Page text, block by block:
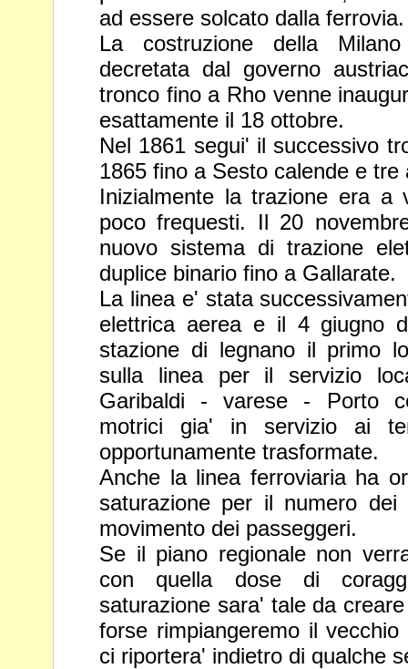
ad essere solcato dalla ferrovia.
La costruzione della
decretata dal governo
tronco fino a Rho venne
esattamente il 18 ottobre.
Nel 1861 segui' il successivo
1865 fino a Sesto calende e
Inizialmente la trazione era a
poco frequesti. Il 20
nuovo sistema di trazione
duplice binario fino a Gallarate.
La linea e' stata
elettrica aerea e il 4 giugno
stazione di legnano il primo
sulla linea per il servizio
Garibaldi - varese - Porto
motrici gia' in servizio ai
opportunamente trasformate.
Anche la linea ferroviaria ha
saturazione per il numero
movimento dei passeggeri.
Se il piano regionale non
con quella dose di
saturazione sara' tale da
forse rimpiangeremo il
ci riportera' indietro di qualche